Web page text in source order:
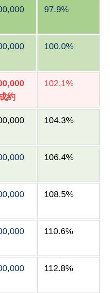
97.9%
100.0%
約
102.1%
104.3%
106.4%
108.5%
110.6%
112.8%